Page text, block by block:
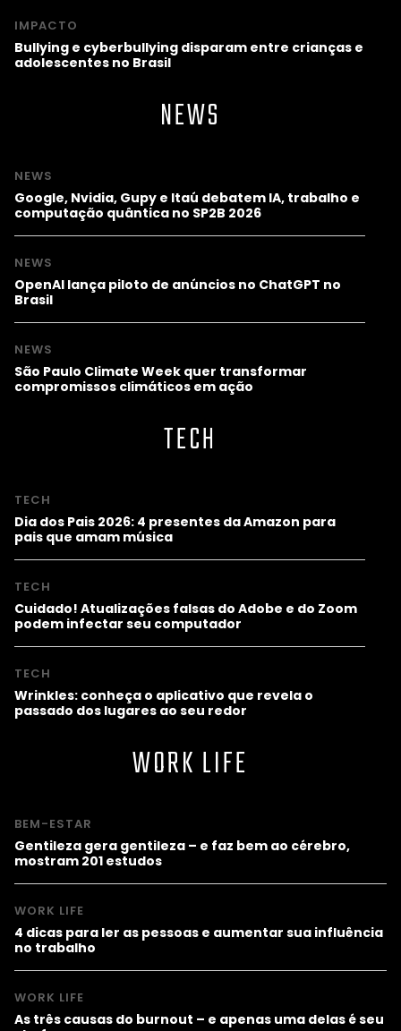
IMPACTO
Bullying e cyberbullying disparam entre crianças e
adolescentes no Brasil
NEWS
NEWS
Google, Nvidia, Gupy e Itaú debatem IA, trabalho e
computação quântica no SP2B 2026
NEWS
OpenAI lança piloto de anúncios no ChatGPT no
Brasil
NEWS
São Paulo Climate Week quer transformar
compromissos climáticos em ação
TECH
TECH
Dia dos Pais 2026: 4 presentes da Amazon para
pais que amam música
TECH
Cuidado! Atualizações falsas do Adobe e do Zoom
podem infectar seu computador
TECH
Wrinkles: conheça o aplicativo que revela o
passado dos lugares ao seu redor
WORK LIFE
BEM-ESTAR
Gentileza gera gentileza – e faz bem ao cérebro,
mostram 201 estudos
WORK LIFE
4 dicas para ler as pessoas e aumentar sua influência
no trabalho
WORK LIFE
As três causas do burnout – e apenas uma delas é seu